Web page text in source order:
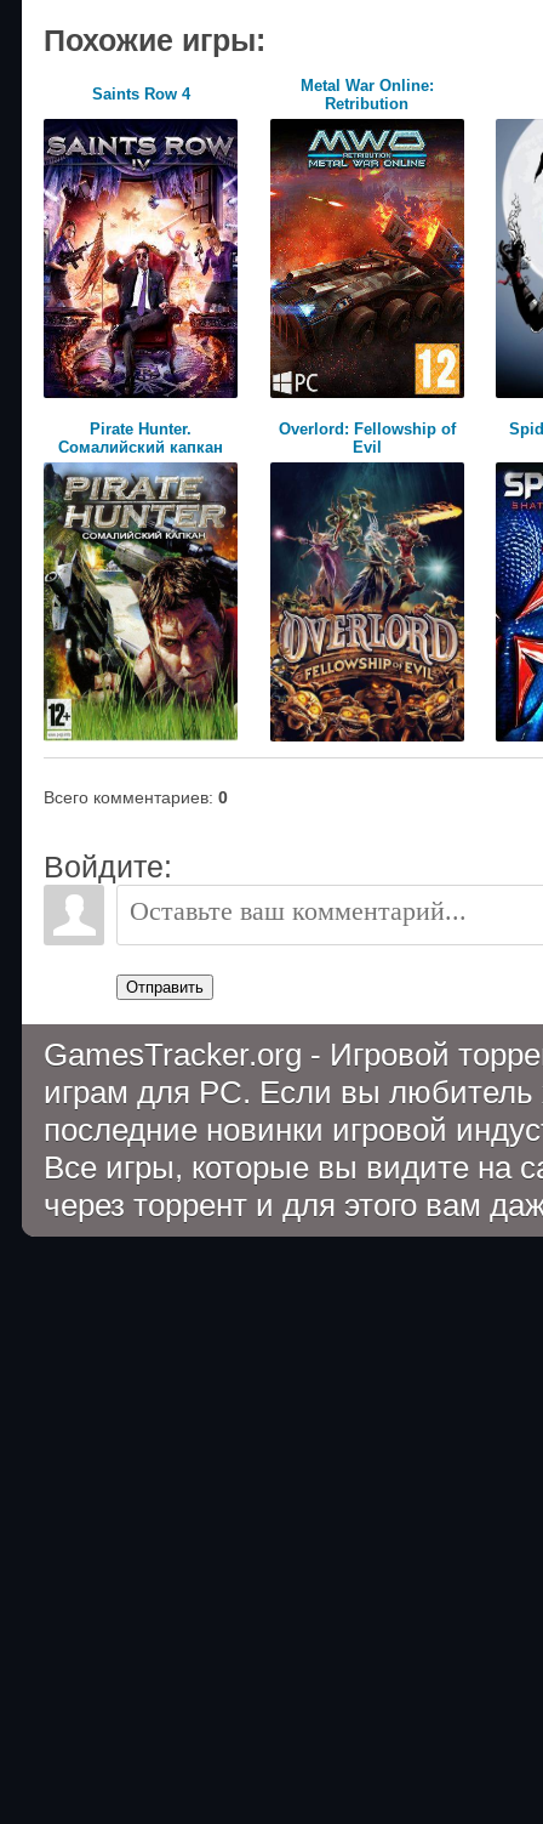
Похожие игры:
Saints Row 4
Metal War Online:
Retribution
Pirate Hunter.
Сомалийский капкан
Overlord: Fellowship of
Evil
Всего комментариев: 0
Войдите:
Отправить
GamesTracker.org - Игровой
играм для PC. Если вы
последние новинки игровой
Все игры, которые вы видите на
через торрент и для этого вам